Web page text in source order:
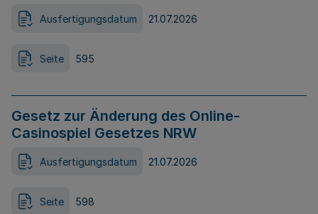
Ausfertigungsdatum 21.07.2026
Seite 595
Gesetz zur Änderung des Online-
Casinospiel Gesetzes NRW
Ausfertigungsdatum 21.07.2026
Seite 598